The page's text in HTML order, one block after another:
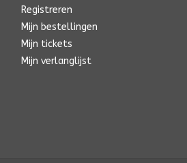
Registreren
Mijn bestellingen
Mijn tickets
Mijn verlanglijst